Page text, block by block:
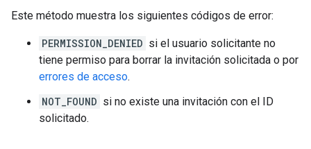
Este método muestra los siguientes códigos de error:
PERMISSION_DENIED si el usuario solicitante no
tiene permiso para borrar la invitación solicitada o por
errores de acceso.
NOT_FOUND si no existe una invitación con el ID
solicitado.